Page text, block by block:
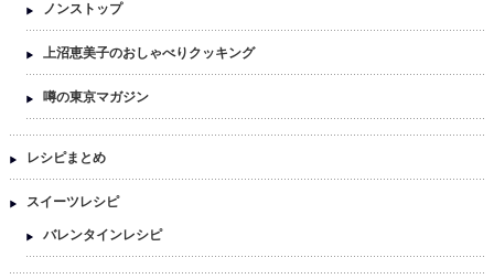
ノンストップ
上沼恵美子のおしゃべりクッキング
噂の東京マガジン
レシピまとめ
スイーツレシピ
バレンタインレシピ